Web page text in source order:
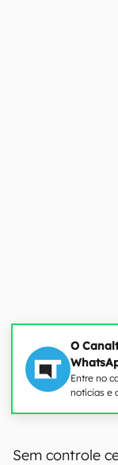
O
Entre no
notícias e
Sem controle